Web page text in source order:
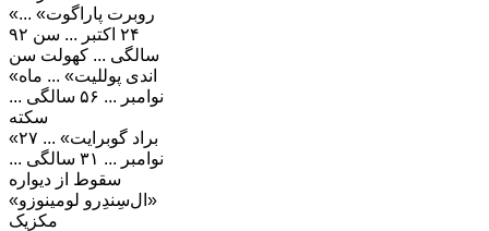
«روبرت پاراگوت» ...
۲۴ اکتبر ... سن ۹۲
سالگی ... کهولت سن
«اندی پوللیت» ... ماه
نوامبر ... ۵۶ سالگی ...
سکته
«براد گوبرایت» ... ۲۷
نوامبر ... ۳۱ سالگی ...
سقوط از دیواره
«ال‌سِندِرو لومینوزو»
مکزیک